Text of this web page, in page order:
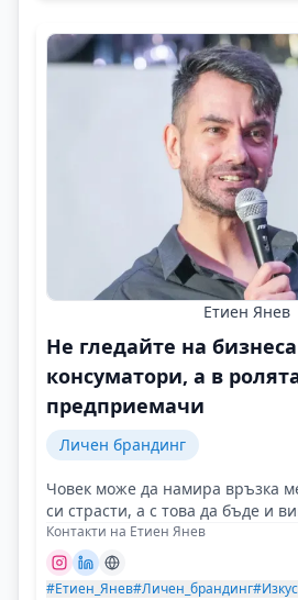
Етиен Янев
Не гледайте на
консуматори, а в
предприемачи
Личен брандинг
Човек може да намира връзка
си страсти, а с това да бъде и
Контакти на Етиен Янев
#Етиен_Янев#Личен_брандинг